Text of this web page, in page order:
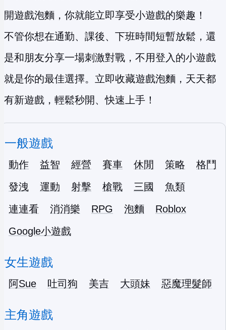
開遊戲泡麵，你就能立即享受小遊戲的樂趣！
不管你想在通勤、課後、下班時間短暫放鬆，還
是和朋友分享一場刺激對戰，不用登入的小遊戲
就是你的最佳選擇。立即收藏遊戲泡麵，天天都
有新遊戲，輕鬆秒開、快速上手！
一般遊戲
動作 益智 經營 賽車 休閒 策略
格鬥
發洩
運動 射擊 槍戰 三國
魚類
連連看
消消樂 RPG 泡麵
Roblox
Google小遊戲
女生遊戲
阿Sue 吐司狗 美吉 大頭妹 惡魔理髮師
主角遊戲